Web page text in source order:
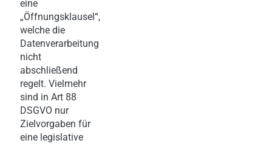
eine
„Öffnungsklausel“,
welche die
Datenverarbeitung
nicht
abschließend
regelt. Vielmehr
sind in Art 88
DSGVO nur
Zielvorgaben für
eine legislative